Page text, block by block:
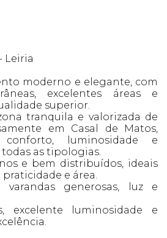
Leiria
moderno e elegante, com
excelentes áreas e
superior.
tranquila e valorizada de
em Casal de Matos,
conforto, luminosidade e
as tipologias.
e bem distribuídos, ideais
e área.
varandas generosas, luz e
excelente luminosidade e